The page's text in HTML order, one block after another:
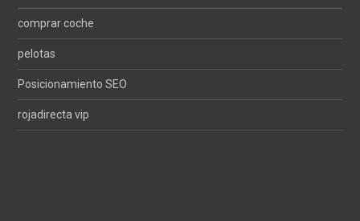
comprar coche
pelotas
Posicionamiento SEO
rojadirecta vip